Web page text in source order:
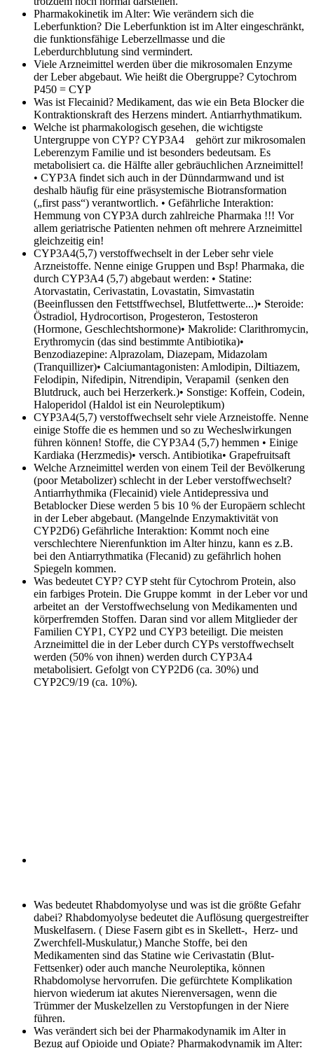
Pharmakokinetik im Alter: Wie verändern sich die
Leberfunktion? Die Leberfunktion ist im Alter eingeschränkt,
die funktionsfähige Leberzellmasse und die
Leberdurchblutung sind vermindert.
Viele Arzneimittel werden über die mikrosomalen Enzyme
der Leber abgebaut. Wie heißt die Obergruppe? Cytochrom
P450 = CYP
Was ist Flecainid? Medikament, das wie ein Beta Blocker die
Kontraktionskraft des Herzens mindert. Antiarrhythmatikum.
Welche ist pharmakologisch gesehen, die wichtigste
Untergruppe von CYP? CYP3A4 gehört zur mikrosomalen
Leberenzym Familie und ist besonders bedeutsam. Es
metabolisiert ca. die Hälfte aller gebräuchlichen Arzneimittel!
• CYP3A findet sich auch in der Dünndarmwand und ist
deshalb häufig für eine präsystemische Biotransformation
(„first pass“) verantwortlich. • Gefährliche Interaktion:
Hemmung von CYP3A durch zahlreiche Pharmaka !!! Vor
allem geriatrische Patienten nehmen oft mehrere Arzneimittel
gleichzeitig ein!
CYP3A4(5,7) verstoffwechselt in der Leber sehr viele
Arzneistoffe. Nenne einige Gruppen und Bsp! Pharmaka, die
durch CYP3A4 (5,7) abgebaut werden: • Statine:
Atorvastatin, Cerivastatin, Lovastatin, Simvastatin
(Beeinflussen den Fettstffwechsel, Blutfettwerte...)• Steroide:
Östradiol, Hydrocortison, Progesteron, Testosteron
(Hormone, Geschlechtshormone)• Makrolide: Clarithromycin,
Erythromycin (das sind bestimmte Antibiotika)•
Benzodiazepine: Alprazolam, Diazepam, Midazolam
(Tranquillizer)• Calciumantagonisten: Amlodipin, Diltiazem,
Felodipin, Nifedipin, Nitrendipin, Verapamil (senken den
Blutdruck, auch bei Herzerkerk.)• Sonstige: Koffein, Codein,
Haloperidol (Haldol ist ein Neuroleptikum)
CYP3A4(5,7) verstoffwechselt sehr viele Arzneistoffe. Nenne
einige Stoffe die es hemmen und so zu Wecheslwirkungen
führen können! Stoffe, die CYP3A4 (5,7) hemmen • Einige
Kardiaka (Herzmedis)• versch. Antibiotika• Grapefruitsaft
Welche Arzneimittel werden von einem Teil der Bevölkerung
(poor Metabolizer) schlecht in der Leber verstoffwechselt?
Antiarrhythmika (Flecainid) viele Antidepressiva und
Betablocker Diese werden 5 bis 10 % der Europäern schlecht
in der Leber abgebaut. (Mangelnde Enzymaktivität von
CYP2D6) Gefährliche Interaktion: Kommt noch eine
verschlechtere Nierenfunktion im Alter hinzu, kann es z.B.
bei den Antiarrythmatika (Flecanid) zu gefährlich hohen
Spiegeln kommen.
Was bedeutet CYP? CYP steht für Cytochrom Protein, also
ein farbiges Protein. Die Gruppe kommt in der Leber vor und
arbeitet an der Verstoffwechselung von Medikamenten und
körperfremden Stoffen. Daran sind vor allem Mitglieder der
Familien CYP1, CYP2 und CYP3 beteiligt. Die meisten
Arzneimittel die in der Leber durch CYPs verstoffwechselt
werden (50% von ihnen) werden durch CYP3A4
metabolisiert. Gefolgt von CYP2D6 (ca. 30%) und
CYP2C9/19 (ca. 10%).
Was bedeutet Rhabdomyolyse und was ist die größte Gefahr
dabei? Rhabdomyolyse bedeutet die Auflösung quergestreifter
Muskelfasern. ( Diese Fasern gibt es in Skellett-, Herz- und
Zwerchfell-Muskulatur,) Manche Stoffe, bei den
Medikamenten sind das Statine wie Cerivastatin (Blut-
Fettsenker) oder auch manche Neuroleptika, können
Rhabdomolyse hervorrufen. Die gefürchtete Komplikation
hiervon wiederum iat akutes Nierenversagen, wenn die
Trümmer der Muskelzellen zu Verstopfungen in der Niere
führen.
Was verändert sich bei der Pharmakodynamik im Alter in
Bezug auf Opioide und Opiate? Pharmakodynamik im Alter: